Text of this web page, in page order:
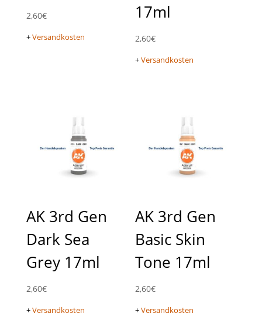
2,60€
+Versandkosten
17ml
2,60€
+Versandkosten
AK 3rd Gen
Dark Sea
Grey 17ml
2,60€
+Versandkosten
AK 3rd Gen
Basic Skin
Tone 17ml
2,60€
+Versandkosten